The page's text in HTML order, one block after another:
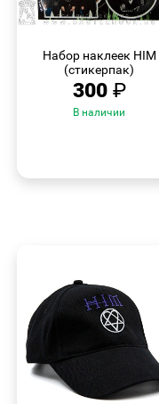
Набор наклеек HIM
(стикерпак)
300 ₽
В наличии